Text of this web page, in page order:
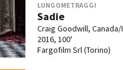
LUNGOMETRAGGI
Sadie
Craig Goodwill,
2016, 100'
Fargofilm Srl (Torino)